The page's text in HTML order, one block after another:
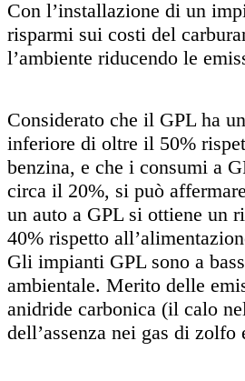
Con l’installazione di un
risparmi sui costi del
l’ambiente riducendo le
Considerato che il GPL ha
inferiore di oltre il 50%
benzina, e che i consumi a
circa il 20%, si può
un auto a GPL si ottiene un
40% rispetto
Gli impianti GPL sono a
ambientale. Merito delle
anidride carbonica (il calo
dell’assenza nei gas di zolfo